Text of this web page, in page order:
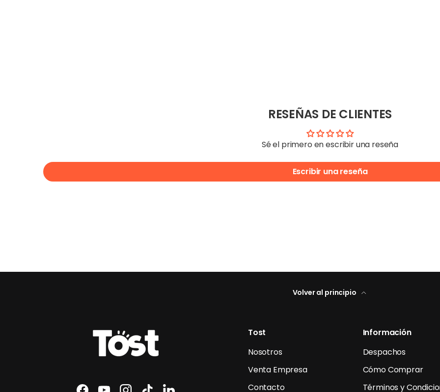
RESEÑAS DE CLIENTES
Sé el primero en escribir una reseña
Escribir una reseña
Volver al principio
Tost
Nosotros
Venta Empresa
Contacto
Información
Despachos
Cómo Comprar
Términos y